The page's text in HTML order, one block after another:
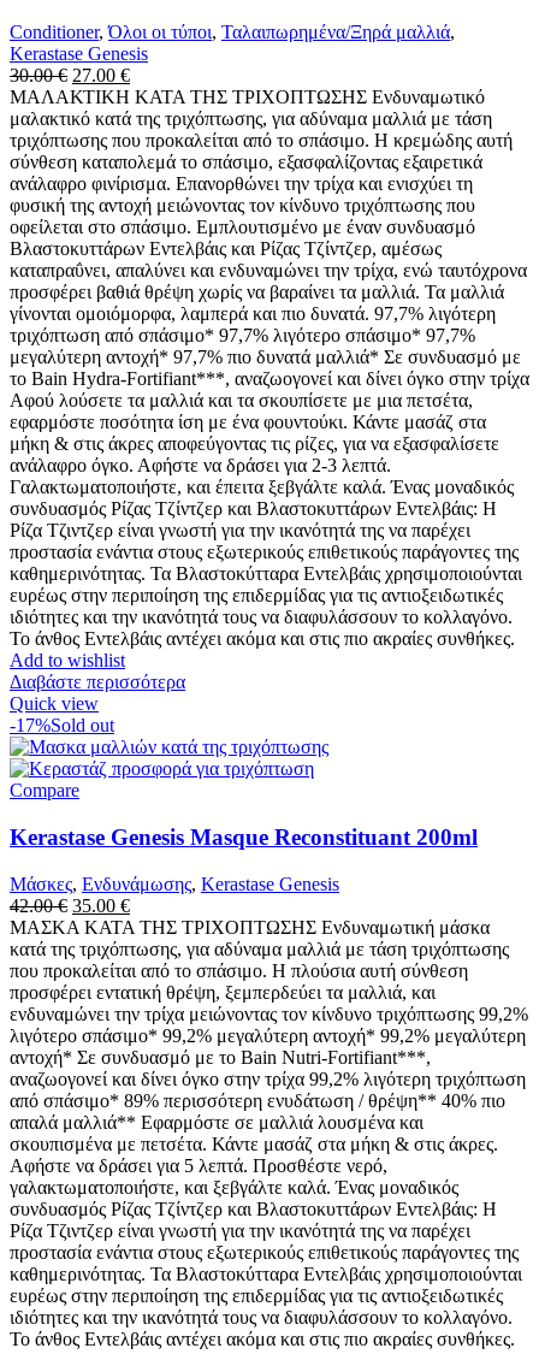
Conditioner,Όλοι οι τύποι, Ταλαιπωρημένα/Ξηρά μαλλιά,
Kerastase Genesis
30.00€ Original
price
was:
30.00 €.
27.00 €Η
τρέχουσα
τιμή
είναι:
27.00 €.
ΜΑΛΑΚΤΙΚΗ ΚΑΤΑ ΤΗΣ ΤΡΙΧΟΠΤΩΣΗΣ Ενδυναμωτικό
μαλακτικό κατά της τριχόπτωσης, για αδύναμα μαλλιά με τάση
τριχόπτωσης που προκαλείται από το σπάσιμο. Η κρεμώδης αυτή
σύνθεση καταπολεμά το σπάσιμο, εξασφαλίζοντας εξαιρετικά
ανάλαφρο φινίρισμα. Επανορθώνει την τρίχα και ενισχύει τη
φυσική της αντοχή μειώνοντας τον κίνδυνο τριχόπτωσης που
οφείλεται στο σπάσιμο. Εμπλουτισμένο με έναν συνδυασμό
Βλαστοκυττάρων Εντελβάις και Ρίζας Τζίντζερ, αμέσως
καταπραΰνει, απαλύνει και ενδυναμώνει την τρίχα, ενώ ταυτόχρονα
προσφέρει βαθιά θρέψη χωρίς να βαραίνει τα μαλλιά. Τα μαλλιά
γίνονται ομοιόμορφα, λαμπερά και πιο δυνατά. 97,7% λιγότερη
τριχόπτωση από σπάσιμο* 97,7% λιγότερο σπάσιμο* 97,7%
μεγαλύτερη αντοχή* 97,7% πιο δυνατά μαλλιά* Σε συνδυασμό με
το Bain Hydra-Fortifiant***, αναζωογονεί και δίνει όγκο στην τρίχα
Αφού λούσετε τα μαλλιά και τα σκουπίσετε με μια πετσέτα,
εφαρμόστε ποσότητα ίση με ένα φουντούκι. Κάντε μασάζ στα
μήκη & στις άκρες αποφεύγοντας τις ρίζες, για να εξασφαλίσετε
ανάλαφρο όγκο. Αφήστε να δράσει για 2-3 λεπτά.
Γαλακτωματοποιήστε, και έπειτα ξεβγάλτε καλά. Ένας μοναδικός
συνδυασμός Ρίζας Τζίντζερ και Βλαστοκυττάρων Εντελβάις: Η
Ρίζα Τζιντζερ είναι γνωστή για την ικανότητά της να παρέχει
προστασία ενάντια στους εξωτερικούς επιθετικούς παράγοντες της
καθημερινότητας. Τα Βλαστοκύτταρα Εντελβάις χρησιμοποιούνται
ευρέως στην περιποίηση της επιδερμίδας για τις αντιοξειδωτικές
ιδιότητες και την ικανότητά τους να διαφυλάσσουν το κολλαγόνο.
Το άνθος Εντελβάις αντέχει ακόμα και στις πιο ακραίες συνθήκες.
Add to wishlist
Διαβάστε περισσότερα
Quick view
-17%Sold out
Compare
Kerastase Genesis Masque Reconstituant 200ml
Μάσκες, Ενδυνάμωσης, Kerastase Genesis
42.00€ Original
price
was:
42.00 €.
35.00 €Η
τρέχουσα
τιμή
είναι:
35.00 €.
ΜΑΣΚΑ ΚΑΤΑ ΤΗΣ ΤΡΙΧΟΠΤΩΣΗΣ Ενδυναμωτική μάσκα
κατά της τριχόπτωσης, για αδύναμα μαλλιά με τάση τριχόπτωσης
που προκαλείται από το σπάσιμο. Η πλούσια αυτή σύνθεση
προσφέρει εντατική θρέψη, ξεμπερδεύει τα μαλλιά, και
ενδυναμώνει την τρίχα μειώνοντας τον κίνδυνο τριχόπτωσης 99,2%
λιγότερο σπάσιμο* 99,2% μεγαλύτερη αντοχή* 99,2% μεγαλύτερη
αντοχή* Σε συνδυασμό με το Bain Nutri-Fortifiant***,
αναζωογονεί και δίνει όγκο στην τρίχα 99,2% λιγότερη τριχόπτωση
από σπάσιμο* 89% περισσότερη ενυδάτωση / θρέψη** 40% πιο
απαλά μαλλιά** Εφαρμόστε σε μαλλιά λουσμένα και
σκουπισμένα με πετσέτα. Κάντε μασάζ στα μήκη & στις άκρες.
Αφήστε να δράσει για 5 λεπτά. Προσθέστε νερό,
γαλακτωματοποιήστε, και ξεβγάλτε καλά. Ένας μοναδικός
συνδυασμός Ρίζας Τζίντζερ και Βλαστοκυττάρων Εντελβάις: Η
Ρίζα Τζιντζερ είναι γνωστή για την ικανότητά της να παρέχει
προστασία ενάντια στους εξωτερικούς επιθετικούς παράγοντες της
καθημερινότητας. Τα Βλαστοκύτταρα Εντελβάις χρησιμοποιούνται
ευρέως στην περιποίηση της επιδερμίδας για τις αντιοξειδωτικές
ιδιότητες και την ικανότητά τους να διαφυλάσσουν το κολλαγόνο.
Το άνθος Εντελβάις αντέχει ακόμα και στις πιο ακραίες συνθήκες.